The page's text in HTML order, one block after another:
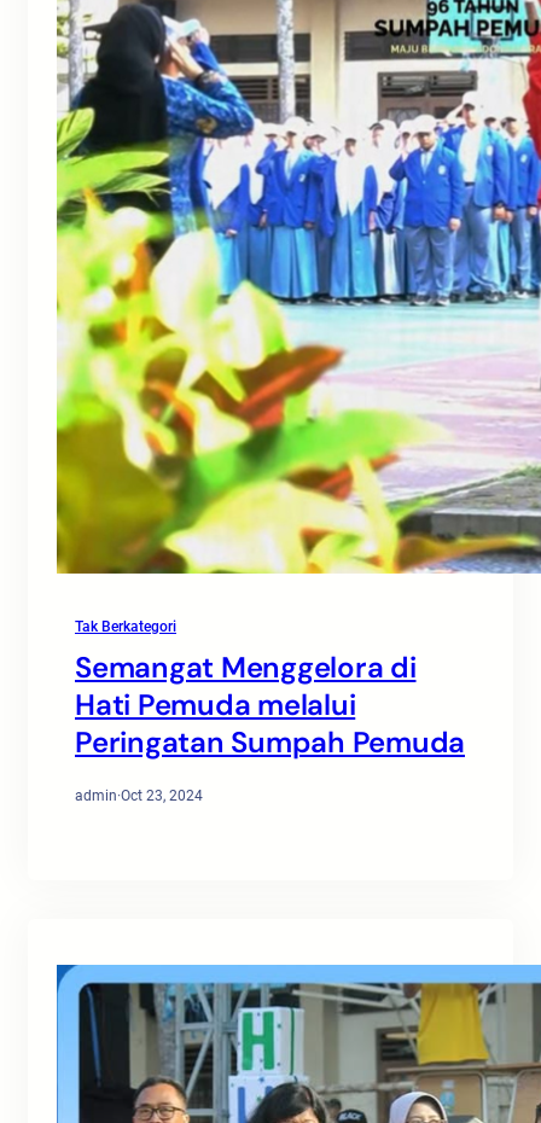
Tak Berkategori
Semangat Menggelora di
Hati Pemuda melalui
Peringatan Sumpah Pemuda
admin·Oct 23, 2024